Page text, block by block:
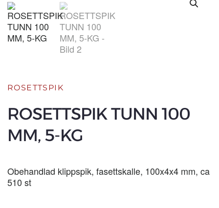
ROSETTSPIK
ROSETTSPIK TUNN 100
MM, 5-KG
Obehandlad klippspik, fasettskalle, 100x4x4 mm, ca
510 st